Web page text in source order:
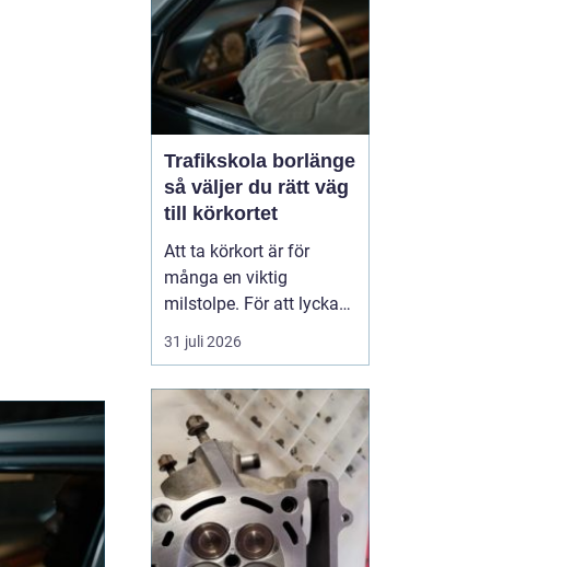
Trafikskola borlänge
så väljer du rätt väg
till körkortet
Att ta körkort är för
många en viktig
milstolpe. För att lyckas
på ett tryggt och
effektivt sätt spelar valet
Den som söker en
Trafikskola Borlänge
möter i dag många
alternativ, med a...
31 juli 2026